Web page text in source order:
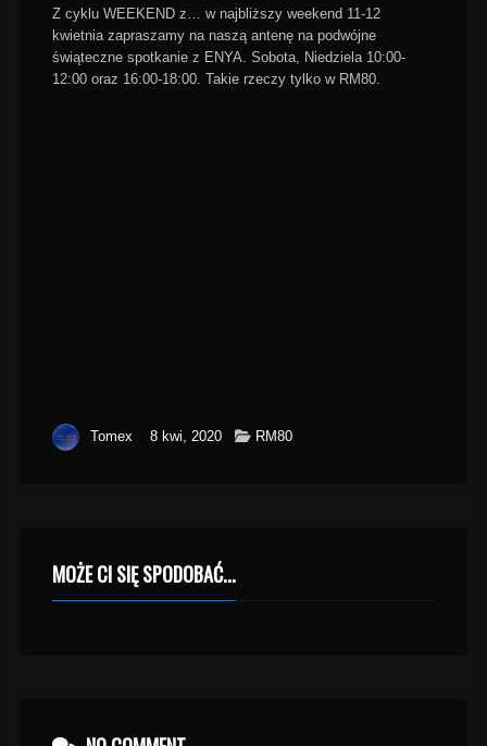
Z cyklu WEEKEND z… w najbliższy weekend 11-12
kwietnia zapraszamy na naszą antenę na podwójne
świąteczne spotkanie z ENYA. Sobota, Niedziela 10:00-
12:00 oraz 16:00-18:00. Takie rzeczy tylko w RM80.
Tomex 8 kwi, 2020 RM80
MOŻE CI SIĘ SPODOBAĆ...